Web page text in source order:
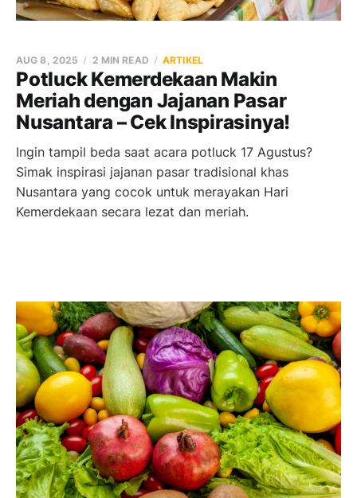
Potluck Kemerdekaan Makin
Meriah dengan Jajanan Pasar
Nusantara – Cek Inspirasinya!
AUG 8, 2025 2 MIN READ ARTIKEL
Ingin tampil beda saat acara potluck 17 Agustus?
Simak inspirasi jajanan pasar tradisional khas
Nusantara yang cocok untuk merayakan Hari
Kemerdekaan secara lezat dan meriah.